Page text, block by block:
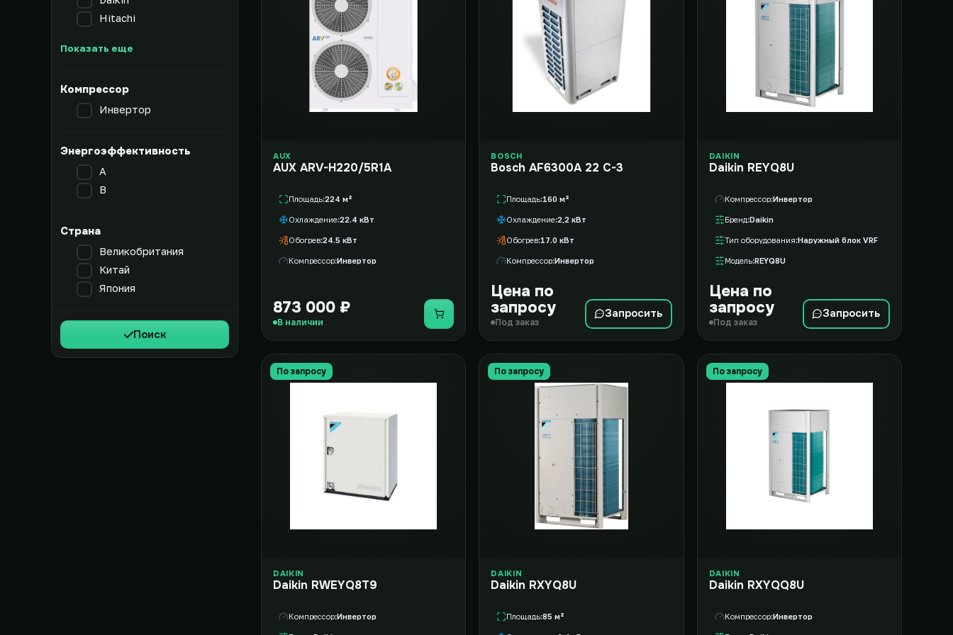
Hitachi
Показать еще
Компрессор
Инвертор
Энергоэффективность
A
B
Страна
Великобритания
Китай
Япония
Поиск
AUX
AUX ARV-H220/5R1A
Площадь 224 м²
Охлаждение 22.4 кВт
Обогрев 24.5 кВт
Компрессор Инвертор
873 000 ₽
В наличии Купить
BOSCH
Bosch AF6300A 22 C-3
Площадь 160 м²
Охлаждение 2,2 кВт
Обогрев 17.0 кВт
Компрессор Инвертор
Цена по
запросу
Под заказ
Запросить
DAIKIN
Daikin REYQ8U
Компрессор Инвертор
Бренд Daikin
Тип оборудования Наружный блок VRF
Модель REYQ8U
Цена по
запросу
Под заказ
Запросить
По запросу
DAIKIN
Daikin RWEYQ8T9
Компрессор Инвертор
По запросу
DAIKIN
Daikin RXYQ8U
Площадь 85 м²
По запросу
DAIKIN
Daikin RXYQQ8U
Компрессор Инвертор